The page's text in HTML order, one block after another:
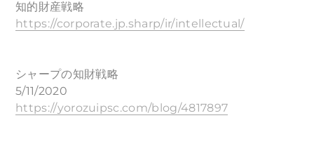
知的財産戦略
https://corporate.jp.sharp/ir/intellectual/
シャープの知財戦略
5/11/2020
https://yorozuipsc.com/blog/4817897